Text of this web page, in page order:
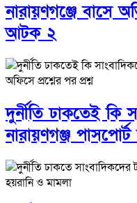
নারায়ণগঞ্জে বাসে
আটক ২
দুর্নীতি ঢাকতেই কি
নারায়ণগঞ্জ